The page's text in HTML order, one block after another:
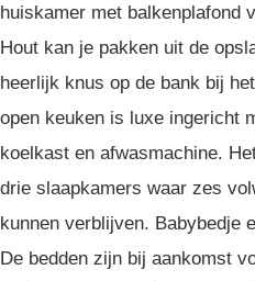
huiskamer met balkenplafond
Hout kan je pakken uit de
heerlijk knus op de bank bij
open keuken is luxe ingericht
koelkast en afwasmachine.
drie slaapkamers waar zes
kunnen verblijven. Babybedje
De bedden zijn bij aankomst